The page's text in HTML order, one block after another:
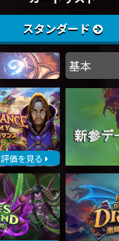
スタンダード
基本
評価を見る